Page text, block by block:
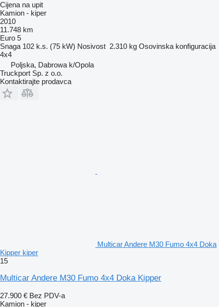
Cijena na upit
Kamion - kiper
2010
11.748 km
Euro 5
Snaga 102 k.s. (75 kW) Nosivost 2.310 kg Osovinska konfiguracija
4x4
Poljska, Dabrowa k/Opola
Truckport Sp. z o.o.
Kontaktirajte prodavca
Multicar Andere M30 Fumo 4x4 Doka
Kipper kiper
15
Multicar Andere M30 Fumo 4x4 Doka Kipper
27.900 € Bez PDV-a
Kamion - kiper